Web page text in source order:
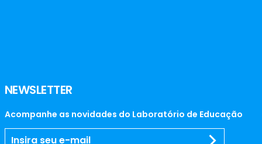
NEWSLETTER
Acompanhe as novidades do Laboratório de Educação